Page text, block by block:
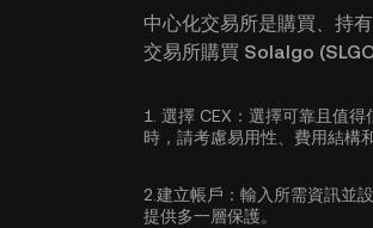
中心化交易所是購買、持
交易所購買 Solalgo
1. 選擇 CEX： 選擇可靠且值得
時，請考慮易用性、費用結構
2. 建立帳戶： 輸入所需資訊並
提供多一層保護。